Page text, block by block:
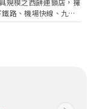
規模之西餅連鎖店，擁
路、機場快線、九廣
味」的概念，提供高質